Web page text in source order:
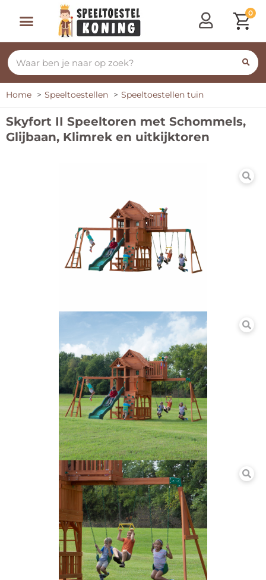
0
Home Speeltoestellen Speeltoestellen tuin
Skyfort II Speeltoren met Schommels,
Glijbaan, Klimrek en uitkijktoren